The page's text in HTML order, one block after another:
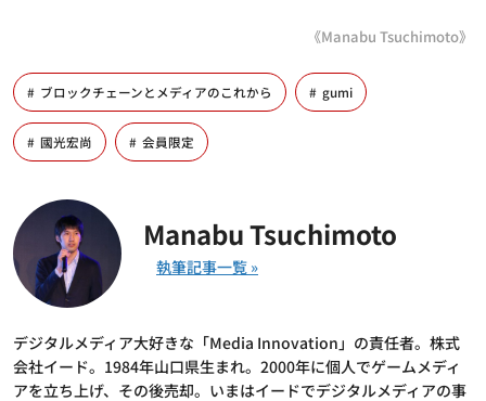
《Manabu Tsuchimoto》
ブロックチェーンとメディアのこれから gumi
國光宏尚 会員限定
Manabu Tsuchimoto
デジタルメディア大好きな「Media Innovation」の責任者。株式
会社イード。1984年山口県生まれ。2000年に個人でゲームメディ
アを立ち上げ、その後売却。いまはイードでデジタルメディアの事